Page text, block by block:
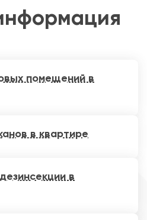
помещений в
в квартире
в